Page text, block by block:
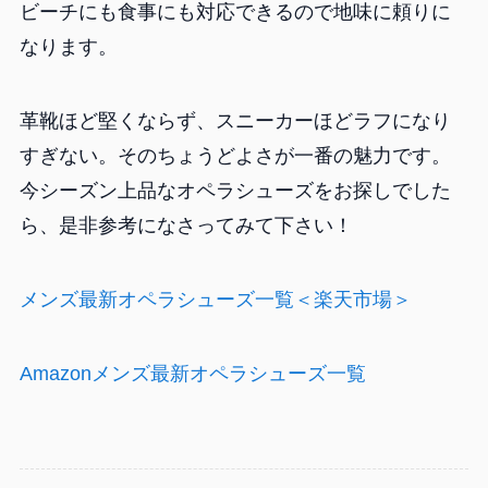
ビーチにも食事にも対応できるので地味に頼りに
なります。
革靴ほど堅くならず、スニーカーほどラフになり
すぎない。そのちょうどよさが一番の魅力です。
今シーズン上品なオペラシューズをお探しでした
ら、是非参考になさってみて下さい！
メンズ最新オペラシューズ一覧＜楽天市場＞
Amazonメンズ最新オペラシューズ一覧